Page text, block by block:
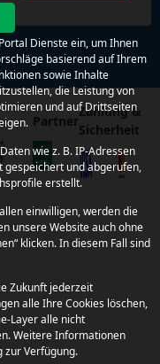
Partner
Zahlung &
Sicherheit
Dienste ein, um Ihnen
basierend auf Ihrem
sowie Inhalte
die Leistung von
und auf Drittseiten
wie z. B. IP-Adressen
und abgerufen,
erstellt.
einwilligen, werden die
unsere Website auch ohne
klicken. In diesem Fall sind
Zukunft jederzeit
alle Ihre Cookies löschen,
Layer alle nicht
Weitere Informationen
zur Verfügung.